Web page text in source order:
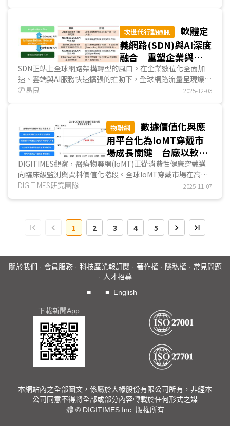
電樁，三大家庭能源元素連動；中日便攜式業者分別強調便攜
式RESS於戶外休閒活動或防災、野外作業的實際運用...
次世代行動通訊
軟體定
義網路(SDN)與AI深度
融合 重塑企業與電
信網路的未來架構
SDN正站上全球網路架構轉型的風口。在企業數位化全面加
速、雲端與AI服務快速擴張的推動下，全球網路流量呈現爆發
性成長，傳統以硬體為主、管理分散的網路模式已明顯無...
鍾易良 2025-12-03
物聯網
數據價值化與應
用平台化為IoMT穿戴市
場成長關鍵 台廠以軟硬
整合及醫療驗證合作為突
破口
DIGITIMES觀察，醫療物聯網(IoMT)正從消費性健康穿戴邁
向臨床級監測與資料價值化階段。全球IoMT穿戴市場在高齡
化、慢性病普及與遠距醫療常態化的推動下快速成長，2...
DIGITIMES研究團隊 2025-11-07
1 2 3 4 5
關於我們 · 會員服務· 科技產業報訂閱 · 著作權· 隱私權· 常見問題
· 人才招募
■
■ English
下載新聞App
本網站內之全部圖文，係屬於大椽股份有限公司所有，非經本
公司同意不得將全部或部分內容轉載於任何形式之媒
體 © DIGITIMES Inc. 版權所有